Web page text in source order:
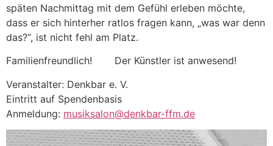
späten Nachmittag mit dem Gefühl erleben möchte,
dass er sich hinterher ratlos fragen kann, „was war denn
das?“, ist nicht fehl am Platz.
Familienfreundlich! Der Künstler ist anwesend!
Veranstalter: Denkbar e. V.
Eintritt auf Spendenbasis
Anmeldung: musiksalon@denkbar-ffm.de